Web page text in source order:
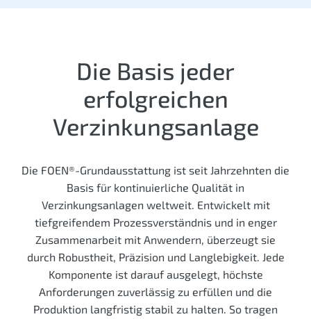
Die Basis jeder
erfolgreichen
Verzinkungs­anlage
Die FOEN®-Grundausstattung ist seit Jahrzehnten die
Basis für kontinuierliche Qualität in
Verzinkungsanlagen weltweit. Entwickelt mit
tiefgreifendem Prozessverständnis und in enger
Zusammenarbeit mit Anwendern, überzeugt sie
durch Robustheit, Präzision und Langlebigkeit. Jede
Komponente ist darauf ausgelegt, höchste
Anforderungen zuverlässig zu erfüllen und die
Produktion langfristig stabil zu halten. So tragen